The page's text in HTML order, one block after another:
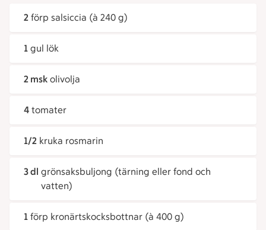
2 förp salsiccia (à 240 g)
1 gul lök
2 msk olivolja
4 tomater
1/2 kruka rosmarin
3 dl grönsaksbuljong (tärning eller fond och
vatten)
1 förp kronärtskocksbottnar (à 400 g)